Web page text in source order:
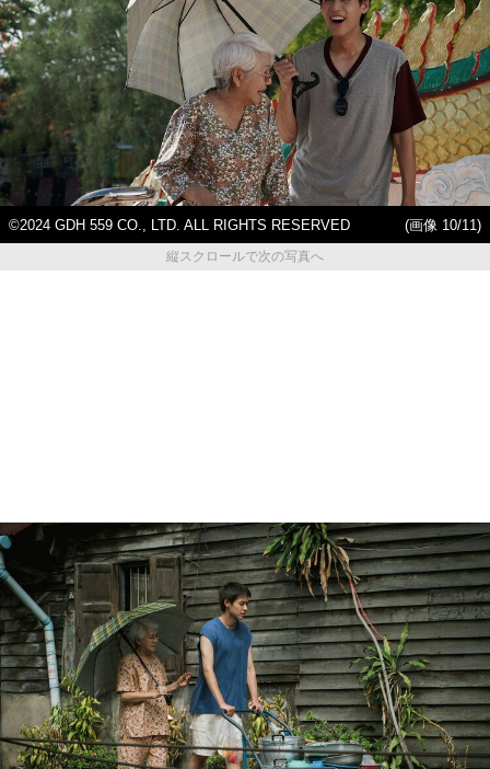
©2024 GDH 559 CO., LTD. ALL RIGHTS RESERVED
(画像 10/11)
縦スクロールで次の写真へ